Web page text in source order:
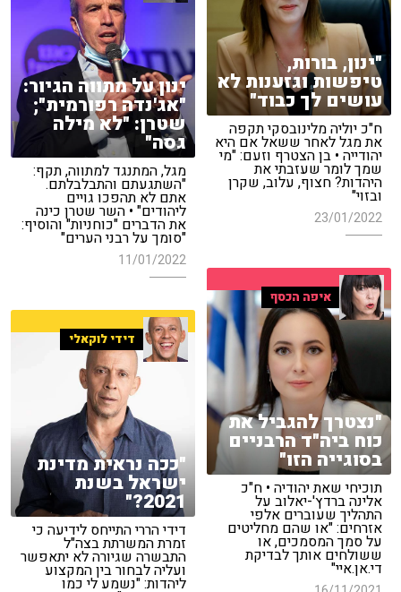
"ינון, בורות,
טיפשות וגזענות לא
עושים לך כבוד"
ח"כ יוליה מלינובסקי תקפה
את מגל לאחר ששאל אם היא
יהודייה • בן הצטרף וזעם: "מי
שמך לומר שעזבתי את
היהדות? חצוף, עלוב, שקרן
ובזוי"
23/01/2022
ינון על מתווה הגיור:
"אג'נדה רפורמית";
שטרן: "לא מילה
גסה"
מגל, המתנגד למתווה, תקף:
"השתגעתם והתבלבלתם.
אתם לא תהפכו גויים
ליהודים" • השר שטרן כינה
את הדברים "כוחניות" והוסיף:
"סומך על רבני הערים"
11/01/2022
איפה הכסף
"נצטרך להגביל את
כוח ביה"ד הרבניים
בסוגייה הזו"
תוכיחי שאת יהודיה • ח"כ
אלינה ברדץ'-יאלוב על
התהליך שעוברים אלפי
אזרחים: "או שהם מחליטים
על סמך המסמכים, או
ששולחים אותך לבדיקת
די.אן.איי"
דידי לוקאלי
"ככה נראית מדינת
ישראל בשנת
2021?"
דידי הררי התייחס לידיעה כי
זמרת המשרתת בצה"ל
התבשרה שגיורה לא יתאפשר
ועליה לבחור בין המקצוע
ליהדות: "נשמע לי כמו